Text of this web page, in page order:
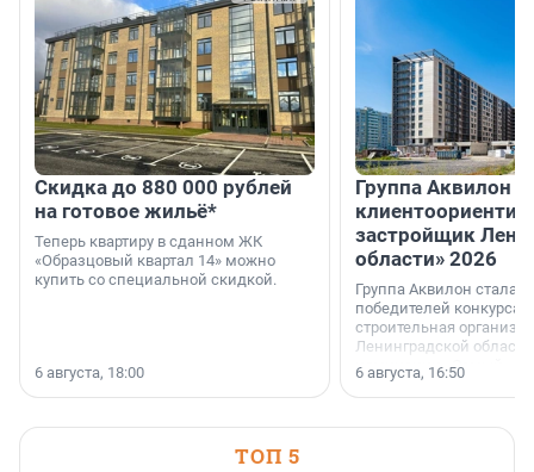
Скидка до 880 000 рублей
на готовое жильё*
Теперь квартиру в сданном ЖК
«Образцовый квартал 14» можно
купить со специальной скидкой.
6 августа, 18:00
Группа Аквилон
застройщик
области» 2026
Группа Аквилон стала
победителей конкурса
строительная
Ленинградской области
номинации «Самый
застройщик
области».
6 августа, 16:50
ТОП 5